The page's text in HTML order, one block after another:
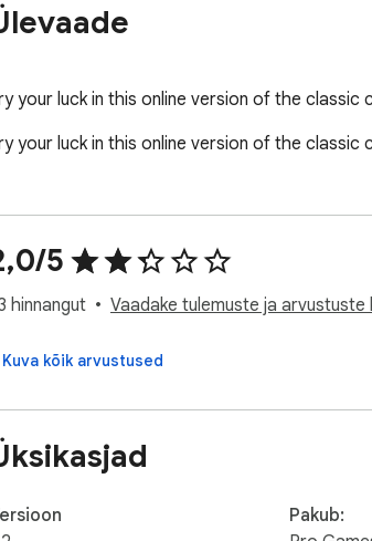
your luck in this online version of the classic
your luck in this online version of the classic
5
hinnangut Vaadake tulemuste ja
Kuva kõik arvustused
Pakub: